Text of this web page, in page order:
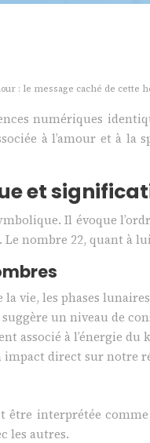
: le message caché de cette
numériques
à l’amour et à
et
Il évoque
Le nombre 22, quant
la vie, les phases
un niveau de
associé à l’énergie
impact direct sur notre
être interprétée
les autres.